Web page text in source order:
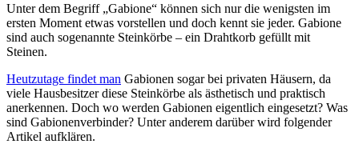
Unter dem Begriff „Gabione“ können sich nur die wenigsten im
ersten Moment etwas vorstellen und doch kennt sie jeder. Gabione
sind auch sogenannte Steinkörbe – ein Drahtkorb gefüllt mit
Steinen.
Heutzutage findet man Gabionen sogar bei privaten Häusern, da
viele Hausbesitzer diese Steinkörbe als ästhetisch und praktisch
anerkennen. Doch wo werden Gabionen eigentlich eingesetzt? Was
sind Gabionenverbinder? Unter anderem darüber wird folgender
Artikel aufklären.